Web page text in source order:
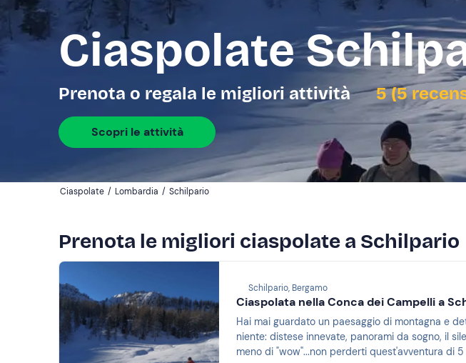
outdoor in tutta Italia.
Regala una Gift
Ciaspolate
Prenota o regala le migliori attività 5 (5
Scopri le attività
Ciaspolate / Lombardia / Schilpario
Prenota le migliori ciaspolate a Schilpario
Schilpario, Bergamo
Ciaspolata nella Conca dei Campelli a
Hai mai guardato un paesaggio di montagna e
niente: distese innevate, panorami da sogno, il
meno di "wow"...non perderti quest'avventura di